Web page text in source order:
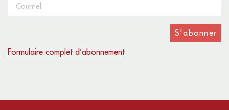
S'abonner
Formulaire complet d’abonnement